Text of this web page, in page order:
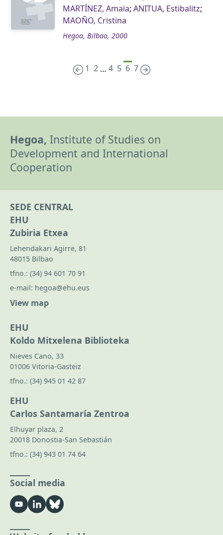
MARTÍNEZ, Amaia; ANITUA, Estibalitz;
MAOÑO, Cristina
Hegoa, Bilbao, 2000
1 2 … 4 5 6 7
Hegoa, Institute of Studies on
Development and International
Cooperation
SEDE CENTRAL
EHU
Zubiria Etxea
Lehendakari Agirre, 81
48015 Bilbao
tfno.: (34) 94 601 70 91
e-mail: hegoa@ehu.eus
View map
EHU
Koldo Mitxelena Biblioteka
Nieves Cano, 33
01006 Vitoria-Gasteiz
tfno.: (34) 945 01 42 87
EHU
Carlos Santamaría Zentroa
Elhuyar plaza, 2
20018 Donostia-San Sebastián
tfno.: (34) 943 01 74 64
Social media